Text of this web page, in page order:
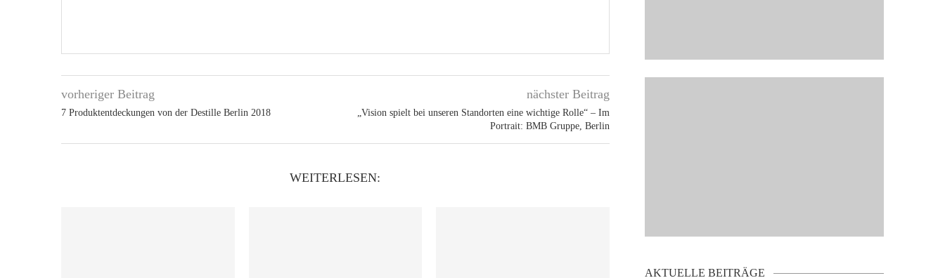
vorheriger Beitrag
7 Produkt­entdeckungen von der Destille Berlin 2018
nächster Beitrag
„Vision spielt bei unseren Standorten eine wichtige Rolle“ – Im
Portrait: BMB Gruppe, Berlin
WEITERLESEN:
AKTUELLE BEITRÄGE